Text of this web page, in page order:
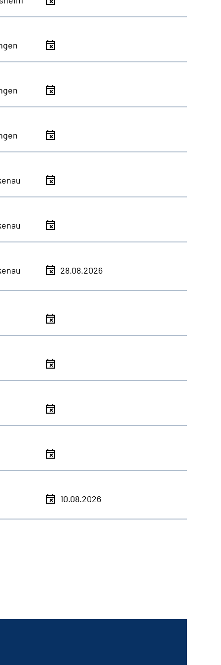
28.08.2026
10.08.2026